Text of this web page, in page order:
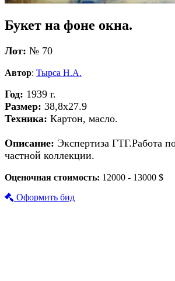
Букет на фоне окна.
Лот: № 70
Автор: Тырса Н.А.
Год: 1939 г.
Размер: 38,8х27.9
Техника: Картон, масло.
Описание: Экспертиза ГТГ.Работа
частной коллекции.
Оценочная стоимость: 12000 - 13000 $
Оформить бид